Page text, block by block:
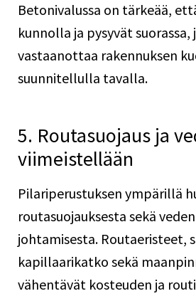
Betonivalussa on tärkeää,
kunnolla ja pysyvät
vastaanottaa rakennuksen
suunnitellulla tavalla.
5. Routasuojaus ja
viimeistellään
Pilariperustuksen ympärillä
routasuojauksesta sekä
johtamisesta. Routaeristeet,
kapillaarikatko sekä
vähentävät kosteuden ja